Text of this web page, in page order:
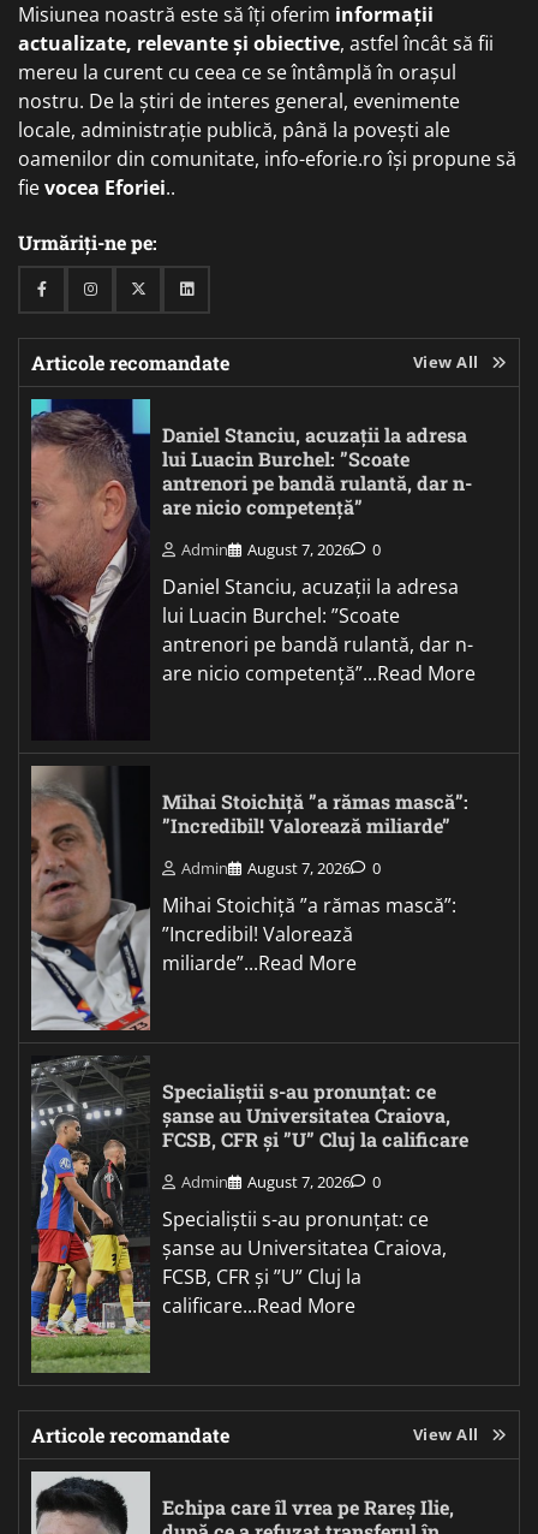
Misiunea noastră este să îți oferim informații
actualizate, relevante și obiective, astfel încât să fii
mereu la curent cu ceea ce se întâmplă în orașul
nostru. De la știri de interes general, evenimente
locale, administrație publică, până la povești ale
oamenilor din comunitate, info-eforie.ro își propune să
fievocea Eforiei..
Urmăriți-ne pe:
FacebookInstagramTwitterLinkedin
Articole recomandate View All
Daniel Stanciu, acuzații la adresa
lui Luacin Burchel: ”Scoate
antrenori pe bandă rulantă, dar n-
are nicio competență”
Admin August 7, 2026 0
Daniel Stanciu, acuzații la adresa
lui Luacin Burchel: ”Scoate
antrenori pe bandă rulantă, dar n-
are nicio competență”...Read More
Mihai Stoichiță ”a rămas mască”:
”Incredibil! Valorează miliarde”
Admin August 7, 2026 0
Mihai Stoichiță ”a rămas mască”:
”Incredibil! Valorează
miliarde”...Read More
Specialiștii s-au pronunțat: ce
șanse au Universitatea Craiova,
FCSB, CFR și ”U” Cluj la calificare
Admin August 7, 2026 0
Specialiștii s-au pronunțat: ce
șanse au Universitatea Craiova,
FCSB, CFR și ”U” Cluj la
calificare...Read More
Articole recomandate View All
Echipa care îl vrea pe Rareș Ilie,